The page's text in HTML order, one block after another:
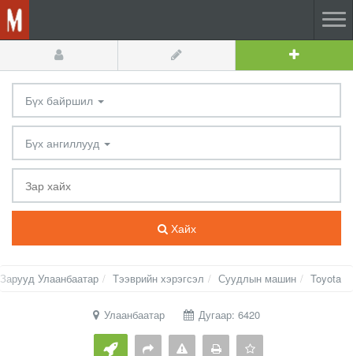
Бүх байршил
Бүх ангиллууд
Хайх
Зарууд Улаанбаатар Тээврийн хэрэгсэл Суудлын машин Toyota
Улаанбаатар Дугаар: 6420